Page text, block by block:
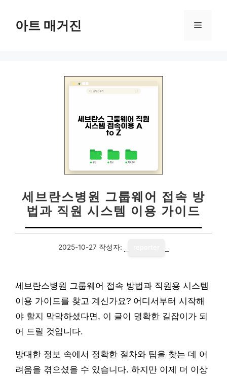
아트 매거진 메
세브란스병원 그룹웨어 접속 방
법과 직원 시스템 이용 가이드
2025-10-27 작성자:
세브란스병원 그룹웨어 접속 방법과 직원용 시스템
이용 가이드를 찾고 계신가요? 어디서부터 시작해
야 할지 막막하셨다면, 이 글이 명확한 길잡이가 되
어 드릴 것입니다.
방대한 정보 속에서 정확한 절차와 팁을 찾는 데 어
려움을 겪으셨을 수 있습니다. 하지만 이제 더 이상